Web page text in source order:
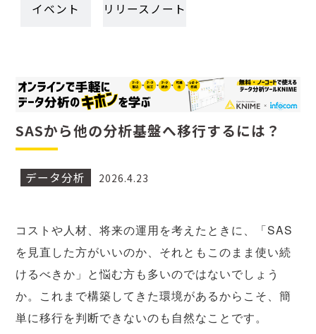
イベント リリースノート
SASから他の分析基盤へ移行するには？
データ分析 2026.4.23
コストや人材、将来の運用を考えたときに、「SAS
を見直した方がいいのか、それともこのまま使い続
けるべきか」と悩む方も多いのではないでしょう
か。これまで構築してきた環境があるからこそ、簡
単に移行を判断できないのも自然なことです。